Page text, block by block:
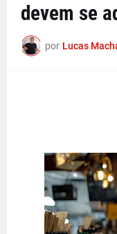
devem se
por Lucas